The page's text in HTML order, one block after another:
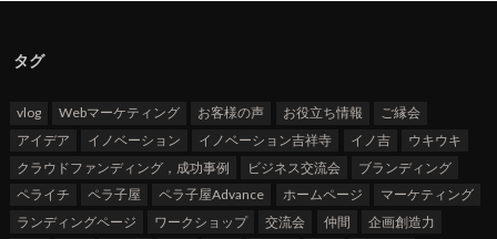
タグ
vlog Webマーケティング お客様の声 お役立ち情報
ご縁会
アイデア
イノベーション イノベーション吉祥寺 イノ吉
ウキウキ
クラウドファンディング，成功事例
ビジネス交流会
ブランディング
ペライチ
ペラ子屋 ペラ子屋Advance ホームページ
マーケティング
ランディングページ
ワークショップ 交流会 仲間
企画創造力